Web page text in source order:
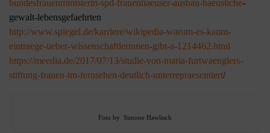
bundesfrauenministerin-spd-frauenhaeuser-ausbau-haeusliche-
gewalt-lebensgefaehrten
http://www.spiegel.de/karriere/wikipedia-warum-es-kaum-
eintraege-ueber-wissenschaftlerinnen-gibt-a-1214462.html
https://meedia.de/2017/07/13/studie-von-maria-furtwaenglers-
stiftung-frauen-im-fernsehen-deutlich-unterrepraesentiert/
Foto by Simone Hawlisch